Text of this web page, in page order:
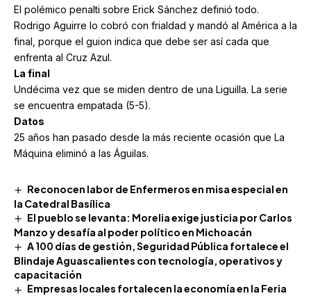
El polémico penalti sobre Erick Sánchez definió todo.
Rodrigo Aguirre lo cobró con frialdad y mandó al América a la
final, porque el guion indica que debe ser así cada que
enfrenta al Cruz Azul.
La final
Undécima vez que se miden dentro de una Liguilla. La serie
se encuentra empatada (5-5).
Datos
25 años han pasado desde la más reciente ocasión que La
Máquina eliminó a las Águilas.
Reconocen labor de Enfermeros en misa especial en
la Catedral Basílica
El pueblo se levanta: Morelia exige justicia por Carlos
Manzo y desafía al poder político en Michoacán
A 100 días de gestión, Seguridad Pública fortalece el
Blindaje Aguascalientes con tecnología, operativos y
capacitación
Empresas locales fortalecen la economía en la Feria